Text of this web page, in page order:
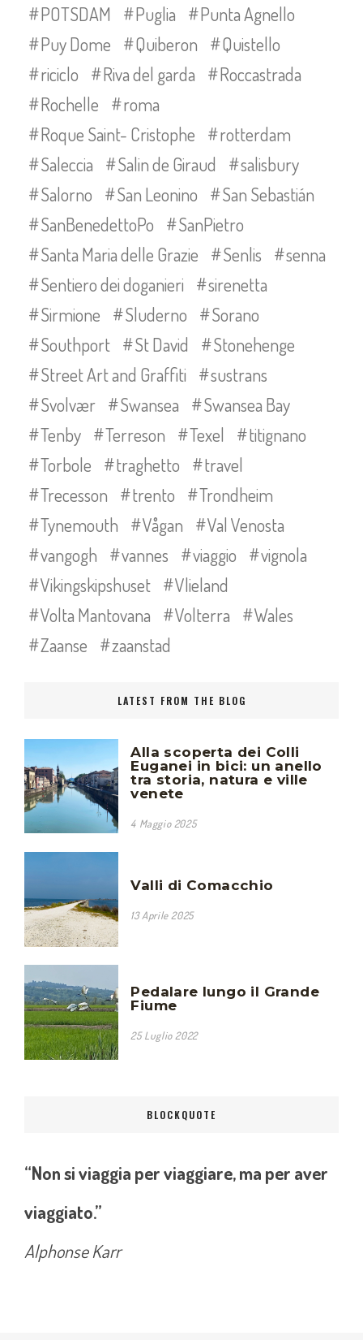
POTSDAM
Puglia
Punta Agnello
Puy Dome
Quiberon
Quistello
riciclo
Riva del garda
Roccastrada
Rochelle
roma
Roque Saint- Cristophe
rotterdam
Saleccia
Salin de Giraud
salisbury
Salorno
San Leonino
San Sebastián
SanBenedettoPo
SanPietro
Santa Maria delle Grazie
Senlis
senna
Sentiero dei doganieri
sirenetta
Sirmione
Sluderno
Sorano
Southport
St David
Stonehenge
Street Art and Graffiti
sustrans
Svolvær
Swansea
Swansea Bay
Tenby
Terreson Texel
titignano
Torbole
traghetto
travel
Trecesson
trento
Trondheim
Tynemouth
Vågan
Val Venosta
vangogh
vannes viaggio
vignola
Vikingskipshuset
Vlieland
Volta Mantovana
Volterra
Wales
Zaanse
zaanstad
LATEST FROM THE BLOG
Alla scoperta dei Colli
Euganei in bici: un anello
tra storia, natura e ville
venete
4 Maggio 2025
Valli di Comacchio
13 Aprile 2025
Pedalare lungo il Grande
Fiume
25 Luglio 2022
BLOCKQUOTE
“Non si viaggia per viaggiare, ma per aver
viaggiato.”
Alphonse Karr